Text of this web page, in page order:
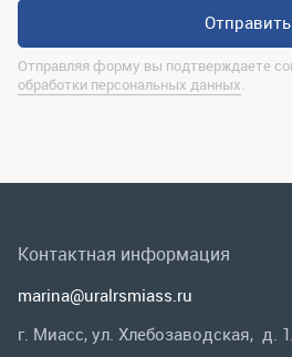
Контактная информация
marina@uralrsmiass.ru
Заказать звонок